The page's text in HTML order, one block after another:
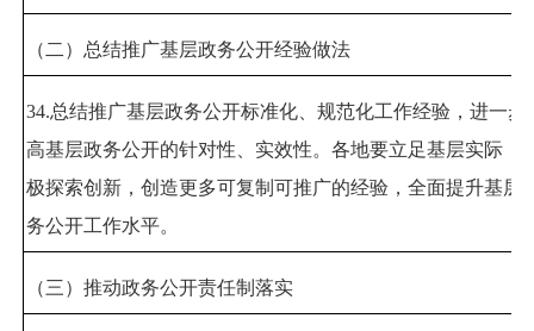
（二）总结推广基层政务公开经验做法
34.总结推广基层政务公开标准化、规范化工作经验，进一步
高基层政务公开的针对性、实效性。各地要立足基层实际，
极探索创新，创造更多可复制可推广的经验，全面提升基层
务公开工作水平。
（三）推动政务公开责任制落实